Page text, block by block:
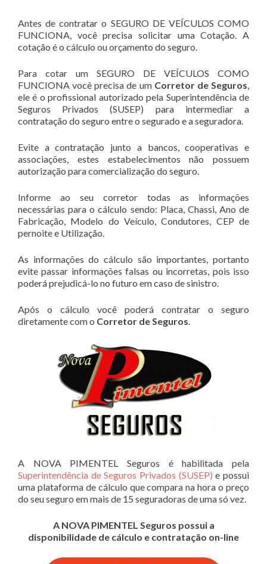
Antes de contratar o SEGURO DE VEÍCULOS COMO
FUNCIONA, você precisa solicitar uma Cotação. A
cotação é o cálculo ou orçamento do seguro.
Para cotar um SEGURO DE VEÍCULOS COMO
FUNCIONA você precisa de um Corretor de Seguros,
ele é o profissional autorizado pela Superintendência de
Seguros Privados (SUSEP) para intermediar a
contratação do seguro entre o segurado e a seguradora.
Evite a contratação junto a bancos, cooperativas e
associações, estes estabelecimentos não possuem
autorização para comercialização do seguro.
Informe ao seu corretor todas as informações
necessárias para o cálculo sendo: Placa, Chassi, Ano de
Fabricação, Modelo do Veículo, Condutores, CEP de
pernoite e Utilização.
As informações do cálculo são importantes, portanto
evite passar informações falsas ou incorretas, pois isso
poderá prejudicá-lo no futuro em caso de sinistro.
Após o cálculo você poderá contratar o seguro
diretamente com o Corretor de Seguros.
A NOVA PIMENTEL Seguros é habilitada pela
Superintendência de Seguros Privados (SUSEP) e possui
uma plataforma de cálculo que compara na hora o preço
do seu seguro em mais de 15 seguradoras de uma só vez.
A NOVA PIMENTEL Seguros possui a
disponibilidade de cálculo e contratação on-line